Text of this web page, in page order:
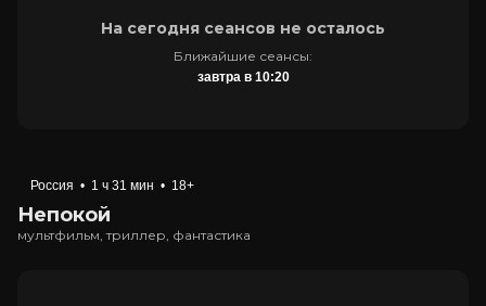
На сегодня сеансов не осталось
Ближайшие сеансы:
завтра в 10:20
Россия • 1 ч 31 мин • 18+
Непокой
мультфильм, триллер, фантастика